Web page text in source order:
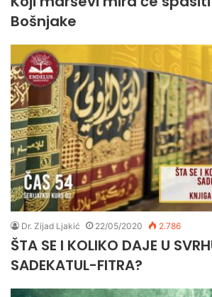
Bošnjake
Dr. Zijad Ljakić 22/05/2020 2.786
ŠTA SE I KOLIKO DAJE U
SADEKATUL-FITRA?